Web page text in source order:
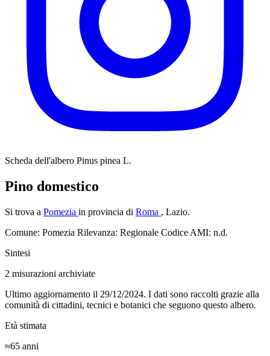
Scheda dell'albero Pinus pinea L.
Pino domestico
Si trova a Pomezia in provincia di Roma , Lazio.
Comune: Pomezia Rilevanza: Regionale Codice AMI: n.d.
Sintesi
2 misurazioni archiviate
Ultimo aggiornamento il 29/12/2024. I dati sono raccolti grazie alla
comunità di cittadini, tecnici e botanici che seguono questo albero.
Età stimata
≈65 anni